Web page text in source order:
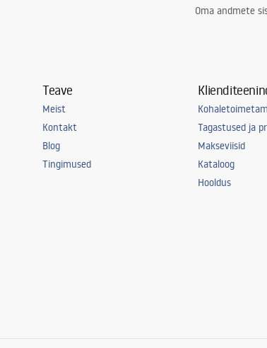
Oma andmete
Teave
Meist
Kontakt
Blog
Tingimused
Tagastused ja
Makseviisid
Kataloog
Hooldus